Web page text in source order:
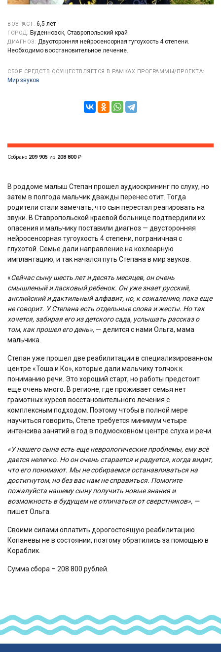
ВОЗРАСТ: 6,5 лет
ГОРОД: Буденновск, Ставропольский край
ДИАГНОЗ: Двусторонняя нейросенсорная тугоухость 4 степени.
Необходимо восстановительное лечение.
СБОР СРЕДСТВ ОСУЩЕСТВЛЯЕТСЯ В РАМКАХ ПРОГРАММЫ/ПРОЕКТА:
Мир звуков
Собрано 209 905 из 208 800₽
В роддоме малыш Степан прошел аудиоскрининг по слуху, но
затем в полгода мальчик дважды перенес отит. Тогда
родители стали замечать, что сын перестал реагировать на
звуки. В Ставропольской краевой больнице подтвердили их
опасения и мальчику поставили диагноз — двусторонняя
нейросенсорная тугоухость 4 степени, пограничная с
глухотой. Семье дали направление на кохлеарную
имплантацию, и так начался путь Степана в мир звуков.
«Сейчас сыну шесть лет и десять месяцев, он очень
смышленый и ласковый ребенок. Он уже знает русский,
английский и дактильный алфавит, но, к сожалению, пока еще
не говорит. У Степана есть отдельные слова и жесты. Но так
хочется, забирая его из детского сада, услышать рассказ о
том, как прошел его день», — делится с нами Ольга, мама
мальчика.
Степан уже прошел две реабилитации в специализированном
центре «Тоша и Ко», которые дали мальчику толчок к
пониманию речи. Это хороший старт, но работы предстоит
еще очень много. В регионе, где проживает семья нет
грамотных курсов восстановительного лечения с
комплексным подходом. Поэтому чтобы в полной мере
научиться говорить, Степе требуется минимум четыре
интенсива занятий в год в подмосковном центре слуха и речи.
«У нашего сына есть еще неврологические проблемы, ему всё
дается нелегко. Но он очень старается и радуется, когда видит,
что его понимают. Мы не собираемся останавливаться на
достигнутом, но без вас нам не справиться. Помогите
пожалуйста нашему сыну получить новые знания и
возможность в будущем не отличаться от сверстников», —
пишет Ольга.
Своими силами оплатить дорогостоящую реабилитацию
Копаневы не в состоянии, поэтому обратились за помощью в
Кораблик.
Сумма сбора – 208 800 рублей.